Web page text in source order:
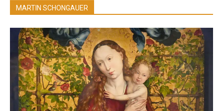
MARTIN SCHONGAUER